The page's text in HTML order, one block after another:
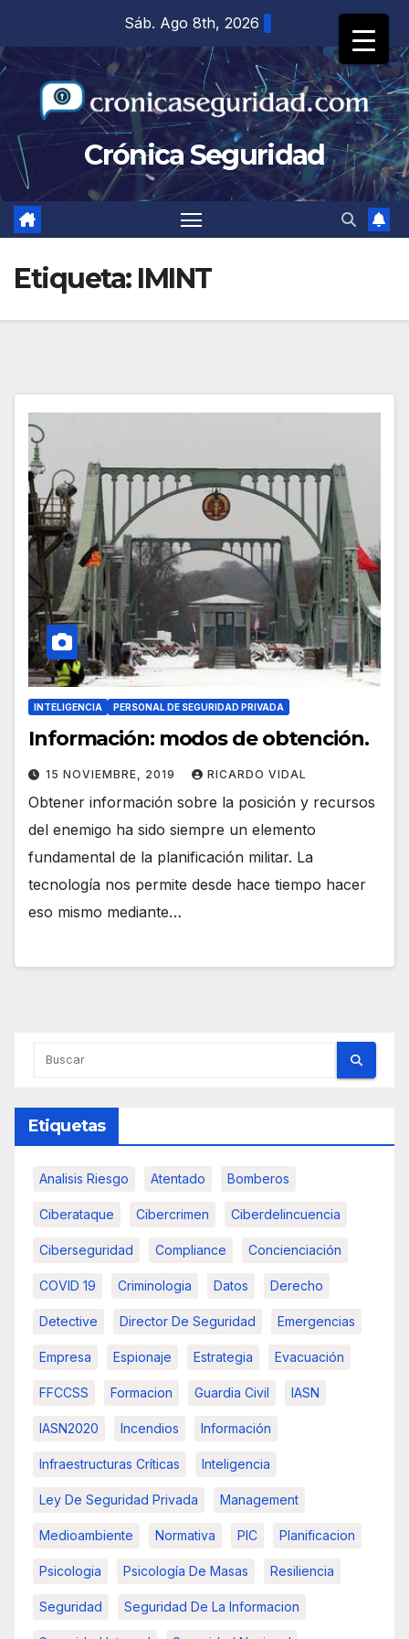
contenido
Sáb. Ago 8th, 2026
Crónica Seguridad
Etiqueta: IMINT
INTELIGENCIA PERSONAL DE SEGURIDAD PRIVADA
Información: modos de obtención.
15 NOVIEMBRE, 2019 RICARDO VIDAL
Obtener información sobre la posición y recursos
del enemigo ha sido siempre un elemento
fundamental de la planificación militar. La
tecnología nos permite desde hace tiempo hacer
eso mismo mediante…
Etiquetas
Analisis Riesgo Atentado Bomberos
Ciberataque Cibercrimen Ciberdelincuencia
Ciberseguridad Compliance Concienciación
COVID 19 Criminologia Datos Derecho
Detective Director De Seguridad Emergencias
Empresa Espionaje Estrategia Evacuación
FFCCSS Formacion Guardia Civil IASN
IASN2020 Incendios Información
Infraestructuras Críticas Inteligencia
Ley De Seguridad Privada Management
Medioambiente Normativa PIC Planificacion
Psicologia Psicología De Masas Resiliencia
Seguridad Seguridad De La Informacion